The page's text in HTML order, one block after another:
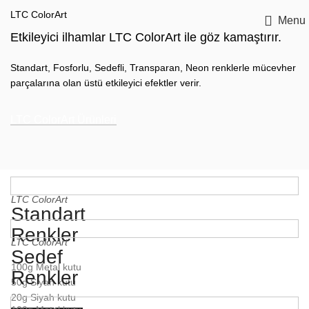
Menu
LTC ColorArt
Etkileyici ilhamlar LTC ColorArt ile göz kamaştırır.
Standart, Fosforlu, Sedefli, Transparan, Neon renklerle mücevher
parçalarına olan üstü etkileyici efektler verir.
LTC ColorArt
Standart
Renkler
100g Metal kutu
50g Siyah kutu
20g Siyah kutu
LTC ColorArt
Sedef
Renkler